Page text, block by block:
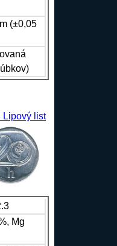
(±0,05
Lipový list
Mg